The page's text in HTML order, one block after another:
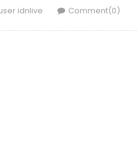
idnlive Comment(0)